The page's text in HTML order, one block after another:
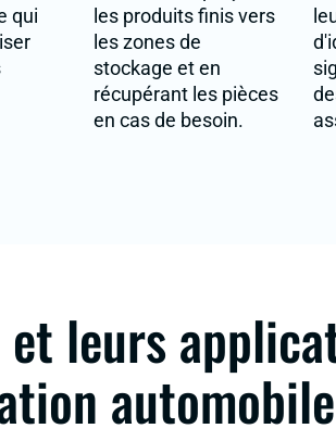
qui
les produits finis vers
les zones de
stockage et en
récupérant les pièces
en cas de besoin.
et leurs
automobile